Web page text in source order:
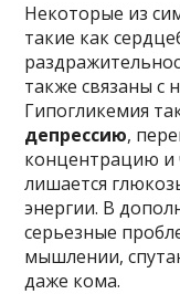
Некоторые из
такие как
также связаны с
Гипогликемия
депрессию,
концентрацию и
лишается
энергии. В
серьезные
мышлении,
даже кома.